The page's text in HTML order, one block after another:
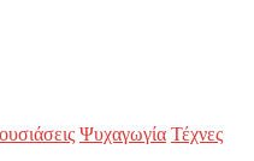
Ψυχαγωγία Τέχνες